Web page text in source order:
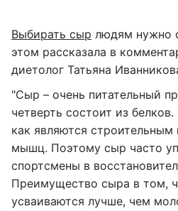
Выбирать сыр людям нужно
этом рассказала в
диетолог Татьяна
"Сыр – очень питательный
четверть состоит из
как являются
мышц. Поэтому сыр часто
спортсмены в
Преимущество сыра в том,
усваиваются лучше, чем